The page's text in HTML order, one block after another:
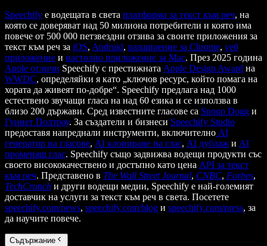
Speechify е водещата в света платформа за текст към реч, на
която се доверяват над 50 милиона потребители и която има
повече от 500 000 петзвездни отзива за своите приложения за
текст към реч за iOS, Android, разширение за Chrome, уеб
приложение и настолно приложение за Mac. През 2025 година
Apple отличи Speechify с престижната Apple Design Award на
WWDC, определяйки я като „ключов ресурс, който помага на
хората да живеят по-добре“. Speechify предлага над 1000
естествено звучащи гласа на над 60 езика и се използва в
близо 200 държави. Сред известните гласове са Snoop Dogg и
Гуинет Полтроу. За създатели и бизнеси Speechify Studio
предоставя напреднали инструменти, включително AI
генератор на гласове, AI клониране на глас, AI дублаж и AI
променящ глас. Speechify също задвижва водещи продукти със
своето висококачествено и достъпно като цена API за текст
към реч. Представено в The Wall Street Journal, CNBC, Forbes,
TechCrunch и други водещи медии, Speechify е най-големият
доставчик на услуги за текст към реч в света. Посетете
speechify.com/news, speechify.com/blog и speechify.com/press, за
да научите повече.
Съдържание